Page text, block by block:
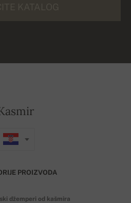
PROIZVODA
džemperi od kašmira